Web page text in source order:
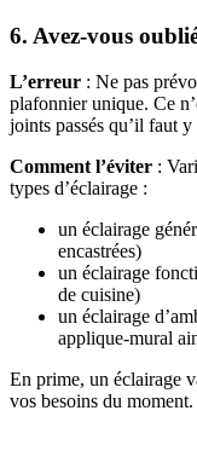
6. Avez-vous
L’erreur : Ne pas
plafonnier unique. Ce
joints passés qu’il faut y
Comment l’éviter :
types d’éclairage :
un éclairage
encastrées)
un éclairage
de cuisine)
un éclairage
applique-mural
En prime, un éclairage
vos besoins du moment.